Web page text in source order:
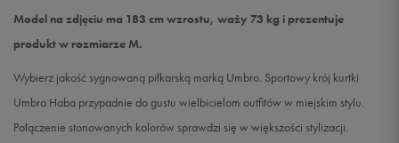
Model na zdjęciu ma 183 cm wzrostu, waży 73 kg i prezentuje
produkt w rozmiarze M.
Wybierz jakość sygnowaną piłkarską marką Umbro. Sportowy krój kurtki
Umbro Haba przypadnie do gustu wielbicielom outfitów w miejskim stylu.
Połączenie stonowanych kolorów sprawdzi się w większości stylizacji.